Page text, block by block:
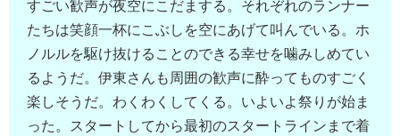
すごい歓声が夜空にこだまする。それぞれのランナー
たちは笑顔一杯にこぶしを空にあげて叫んでいる。ホ
ノルルを駆け抜けることのできる幸せを噛みしめてい
るようだ。伊東さんも周囲の歓声に酔ってものすごく
楽しそうだ。わくわくしてくる。いよいよ祭りが始ま
った。スタートしてから最初のスタートラインまで着